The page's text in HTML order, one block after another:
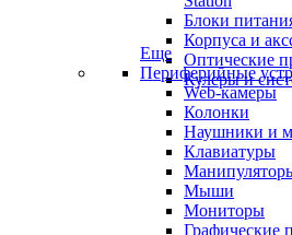
Блоки
Корпуса и
Оптические
Кулеры и
Еще
Периферийные
Web-камеры
Колонки
Наушники и
Клавиатуры
Мыши
Мониторы
Графические